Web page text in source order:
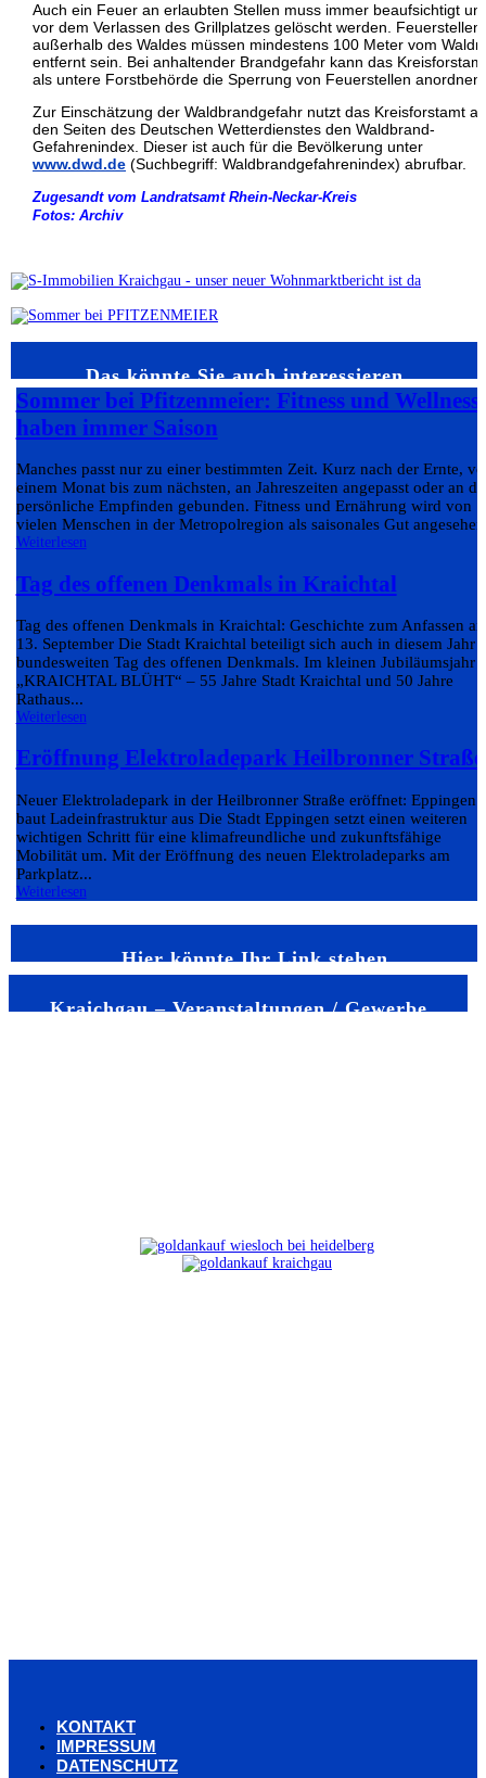
Auch ein Feuer an erlaubten Stellen muss immer beaufsichtigt
vor dem Verlassen des Grillplatzes gelöscht werden. Feuerstellen
außerhalb des Waldes müssen mindestens 100 Meter vom
entfernt sein. Bei anhaltender Brandgefahr kann das
als untere Forstbehörde die Sperrung von Feuerstellen anordnen.
Zur Einschätzung der Waldbrandgefahr nutzt das Kreisforstamt
den Seiten des Deutschen Wetterdienstes den Waldbrand-
Gefahrenindex. Dieser ist auch für die Bevölkerung unter
www.dwd.de (Suchbegriff: Waldbrandgefahrenindex) abrufbar.
Zugesandt vom Landratsamt Rhein-Neckar-Kreis
Fotos: Archiv
Das könnte Sie auch interessieren…
Sommer bei Pfitzenmeier: Fitness und Wellness
haben immer Saison
Manches passt nur zu einer bestimmten Zeit. Kurz nach der Ernte,
einem Monat bis zum nächsten, an Jahreszeiten angepasst oder an
persönliche Empfinden gebunden. Fitness und Ernährung wird von
vielen Menschen in der Metropolregion als saisonales Gut
Weiterlesen
Tag des offenen Denkmals in Kraichtal
Tag des offenen Denkmals in Kraichtal: Geschichte zum Anfassen
13. September Die Stadt Kraichtal beteiligt sich auch in diesem Jahr
bundesweiten Tag des offenen Denkmals. Im kleinen Jubiläumsjahr
„KRAICHTAL BLÜHT“ – 55 Jahre Stadt Kraichtal und 50 Jahre
Rathaus...
Weiterlesen
Eröffnung Elektroladepark Heilbronner Straße
Neuer Elektroladepark in der Heilbronner Straße eröffnet: Eppingen
baut Ladeinfrastruktur aus Die Stadt Eppingen setzt einen weiteren
wichtigen Schritt für eine klimafreundliche und zukunftsfähige
Mobilität um. Mit der Eröffnung des neuen Elektroladeparks am
Parkplatz...
Weiterlesen
Hier könnte Ihr Link stehen
Kraichgau – Veranstaltungen / Gewerbe
KONTAKT
IMPRESSUM
DATENSCHUTZ